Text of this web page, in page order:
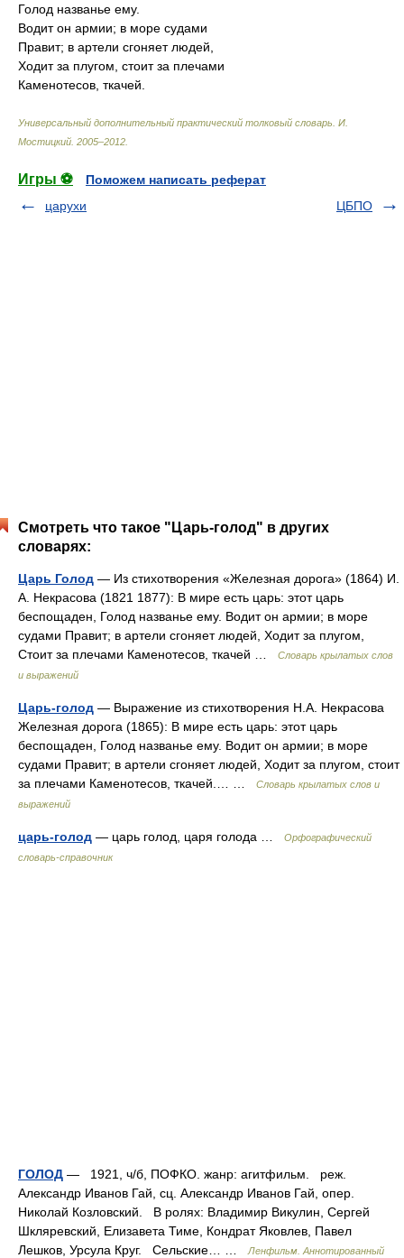
Голод названье ему.
Водит он армии; в море судами
Правит; в артели сгоняет людей,
Ходит за плугом, стоит за плечами
Каменотесов, ткачей.
Универсальный дополнительный практический толковый словарь И.
Мостицкий 2005–2012
Игры ⚽
Поможем написать реферат
царухи
ЦБПО
Смотреть что такое "Царь-голод" в других
словарях:
Царь Голод — Из стихотворения «Железная дорога» (1864) И.
А. Некрасова (1821 1877): В мире есть царь: этот царь
беспощаден, Голод названье ему. Водит он армии; в море
судами Правит; в артели сгоняет людей, Ходит за плугом,
Стоит за плечами Каменотесов, ткачей …
Словарь крылатых слов
и выражений
Царь-голод — Выражение из стихотворения Н.А. Некрасова
Железная дорога (1865): В мире есть царь: этот царь
беспощаден, Голод названье ему. Водит он армии; в море
судами Правит; в артели сгоняет людей, Ходит за плугом, стоит
за плечами Каменотесов, ткачей.… …
Словарь крылатых слов и
выражений
царь-голод — царь голод, царя голода …
Орфографический
словарь-справочник
ГОЛОД — 1921, ч/б, ПОФКО. жанр: агитфильм. реж.
Александр Иванов Гай, сц. Александр Иванов Гай, опер.
Николай Козловский. В ролях: Владимир Викулин, Сергей
Шкляревский, Елизавета Тиме, Кондрат Яковлев, Павел
Лешков, Урсула Круг. Сельские… …
Ленфильм. Аннотированный